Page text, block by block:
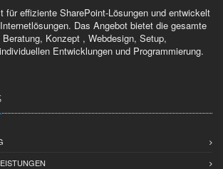
für effiziente SharePoint-Lösungen und entwickelt
Das Angebot bietet die gesamte
Konzept , Webdesign, Setup,
Entwicklungen und Programmierung.